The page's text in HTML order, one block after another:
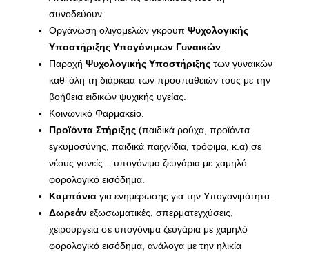
συνοδεύουν.
Οργάνωση ολιγομελών γκρουπ Ψυχολογικής
Υποστήριξης Υπογόνιμων Γυναικών
Παροχή Ψυχολογικής Υποστήριξης των γυναικών
καθ’ όλη τη διάρκεια των προσπαθειών τους με την
βοήθεια ειδικών ψυχικής υγείας.
Κοινωνικό Φαρμακείο.
Προϊόντα Στήριξης (παιδικά ρούχα, προϊόντα
εγκυμοσύνης, παιδικά παιχνίδια, τρόφιμα, κ.α) σε
νέους γονείς – υπογόνιμα ζευγάρια με χαμηλό
φορολογικό εισόδημα.
Καμπάνια για ενημέρωσης για την Υπογονιμότητα.
Δωρεάν εξωσωματικές, σπερματεγχύσεις,
χειρουργεία σε υπογόνιμα ζευγάρια με χαμηλό
φορολογικό εισόδημα, ανάλογα με την ηλικία